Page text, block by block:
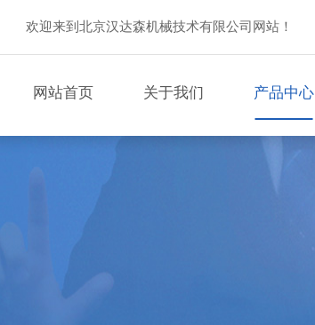
欢迎来到北京汉达森机械技术有限公司网站！
网站首页 关于我们 产品中心